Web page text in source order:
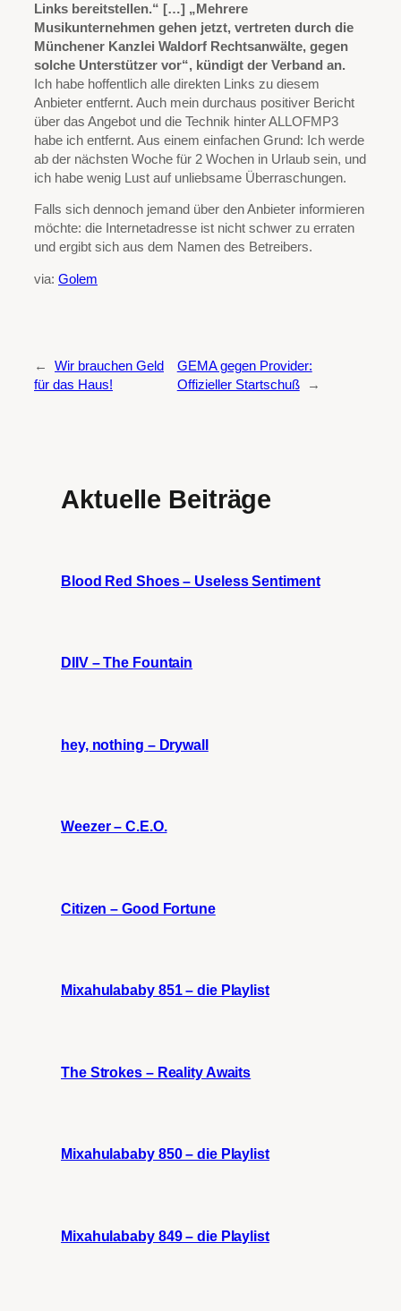
Links bereitstellen.“ […] „Mehrere
Musikunternehmen gehen jetzt, vertreten durch die
Münchener Kanzlei Waldorf Rechtsanwälte, gegen
solche Unterstützer vor“, kündigt der Verband an.
Ich habe hoffentlich alle direkten Links zu diesem
Anbieter entfernt. Auch mein durchaus positiver Bericht
über das Angebot und die Technik hinter ALLOFMP3
habe ich entfernt. Aus einem einfachen Grund: Ich werde
ab der nächsten Woche für 2 Wochen in Urlaub sein, und
ich habe wenig Lust auf unliebsame Überraschungen.
Falls sich dennoch jemand über den Anbieter informieren
möchte: die Internetadresse ist nicht schwer zu erraten
und ergibt sich aus dem Namen des Betreibers.
via: Golem
←
Wir brauchen Geld
für das Haus!
GEMA gegen Provider:
Offizieller Startschuß
→
Aktuelle Beiträge
Blood Red Shoes – Useless Sentiment
DIIV – The Fountain
hey, nothing – Drywall
Weezer – C.E.O.
Citizen – Good Fortune
Mixahulababy 851 – die Playlist
The Strokes – Reality Awaits
Mixahulababy 850 – die Playlist
Mixahulababy 849 – die Playlist